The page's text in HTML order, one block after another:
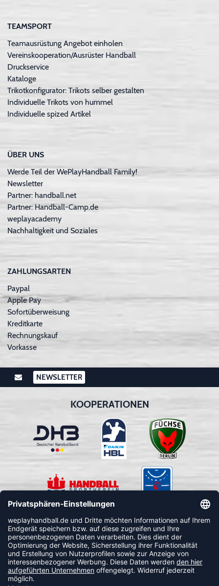
TEAMSPORT
Teamausrüstung Angebot einholen
Vereinskooperation/Ausrüster Handball
Druckservice
Kataloge
Trikotkonfigurator: Trikots selber gestalten
Individuelle Trikots von hummel
Individuelle spized Artikel
ÜBER UNS
Werde Teil der WePlayHandball Family!
Newsletter
Partner: handball.net
Partner: Handball-Camp.de
weplayacademy
Nachhaltigkeit und Soziales
ZAHLUNGSARTEN
Paypal
Apple Pay
Sofortüberweisung
Kreditkarte
Rechnungskauf
Vorkasse
NEWSLETTER
KOOPERATIONEN
FOLLOW US